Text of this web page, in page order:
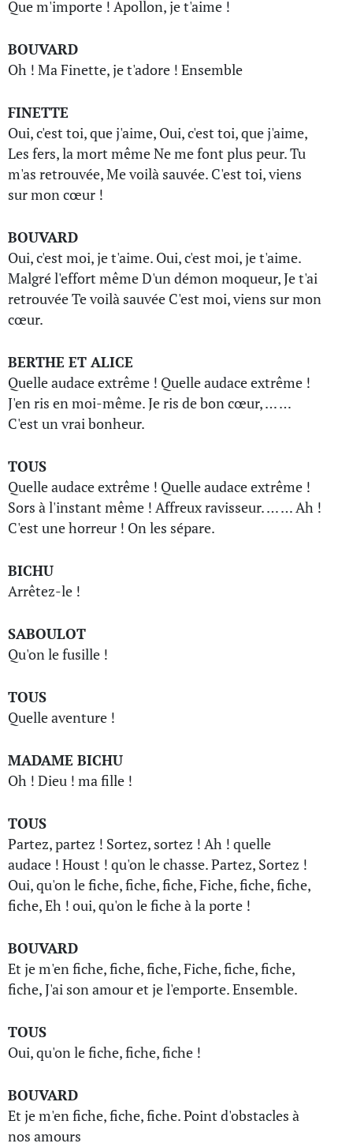
Que m'importe ! Apollon, je t'aime !
BOUVARD
Oh ! Ma Finette, je t'adore ! Ensemble
FINETTE
Oui, c'est toi, que j'aime, Oui, c'est toi, que j'aime,
Les fers, la mort même Ne me font plus peur. Tu
m'as retrouvée, Me voilà sauvée. C'est toi, viens
sur mon cœur !
BOUVARD
Oui, c'est moi, je t'aime. Oui, c'est moi, je t'aime.
Malgré l'effort même D'un démon moqueur, Je t'ai
retrouvée Te voilà sauvée C'est moi, viens sur mon
cœur.
BERTHE ET ALICE
Quelle audace extrême ! Quelle audace extrême !
J'en ris en moi-même. Je ris de bon cœur, … …
C'est un vrai bonheur.
TOUS
Quelle audace extrême ! Quelle audace extrême !
Sors à l'instant même ! Affreux ravisseur. … … Ah !
C'est une horreur ! On les sépare.
BICHU
Arrêtez-le !
SABOULOT
Qu'on le fusille !
TOUS
Quelle aventure !
MADAME BICHU
Oh ! Dieu ! ma fille !
TOUS
Partez, partez ! Sortez, sortez ! Ah ! quelle
audace ! Houst ! qu'on le chasse. Partez, Sortez !
Oui, qu'on le fiche, fiche, fiche, Fiche, fiche, fiche,
fiche, Eh ! oui, qu'on le fiche à la porte !
BOUVARD
Et je m'en fiche, fiche, fiche, Fiche, fiche, fiche,
fiche, J'ai son amour et je l'emporte. Ensemble.
TOUS
Oui, qu'on le fiche, fiche, fiche !
BOUVARD
Et je m'en fiche, fiche, fiche. Point d'obstacles à
nos amours